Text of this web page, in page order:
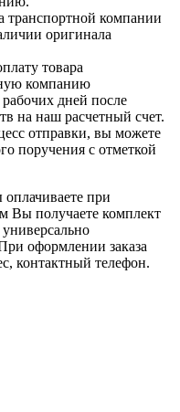
транспортной компании
оригинала
товара
компанию
дней после
на наш расчетный счет.
отправки, вы можете
поручения с отметкой
при
Вы получаете комплект
оформлении заказа
контактный телефон.